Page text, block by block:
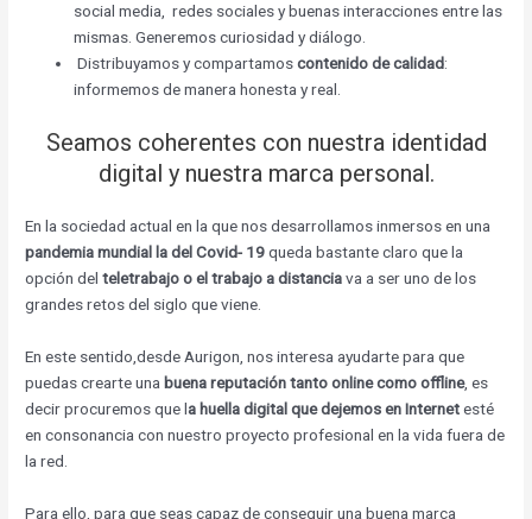
social media, redes sociales y buenas interacciones entre las
mismas. Generemos curiosidad y diálogo.
Distribuyamos y compartamoscontenido de calidad:
informemos de manera honesta y real.
Seamos coherentes con nuestra identidad
digital y nuestra marca personal.
En la sociedad actual en la que nos desarrollamos inmersos en una
pandemia mundial la del Covid- 19queda bastante claro que la
opción del teletrabajo o el trabajo a distanciava a ser uno de los
grandes retos del siglo que viene.
En este sentido,desde Aurigon, nos interesa ayudarte para que
puedas crearte una buena reputación tanto online como offline, es
decir procuremos que la huella digital que dejemos en Internetesté
en consonancia con nuestro proyecto profesional en la vida fuera de
la red.
Para ello, para que seas capaz de conseguir una buena marca